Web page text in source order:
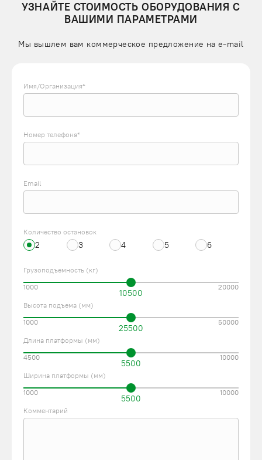
УЗНАЙТЕ СТОИМОСТЬ ОБОРУДОВАНИЯ С
ВАШИМИ ПАРАМЕТРАМИ
Мы вышлем вам коммерческое предложение на e-mail
Имя/Организация*
Номер телефона*
Email
Количество остановок
2 3 4 5 6
Грузоподъемность (кг)
10500
1000 20000
Высота подъема (мм)
25500
1000 50000
Длина платформы (мм)
5500
4500 10000
Ширина платформы (мм)
5500
1000 10000
Комментарий